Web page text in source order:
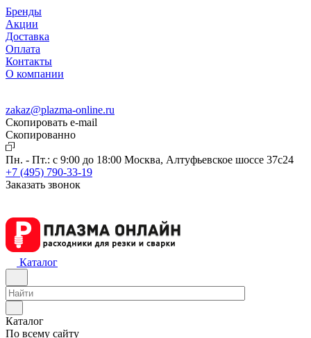
Бренды
Акции
Доставка
Оплата
Контакты
О компании
zakaz@plazma-online.ru
Скопировать e-mail
Cкопированно
Пн. - Пт.: с 9:00 до 18:00 Москва, Алтуфьевское шоссе 37с24
+7 (495) 790-33-19
Заказать звонок
Каталог
Каталог
По всему сайту